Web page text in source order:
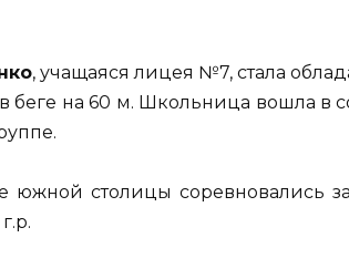
, учащаяся лицея №7, стала
беге на 60 м. Школьница вошла в
южной столицы соревновались